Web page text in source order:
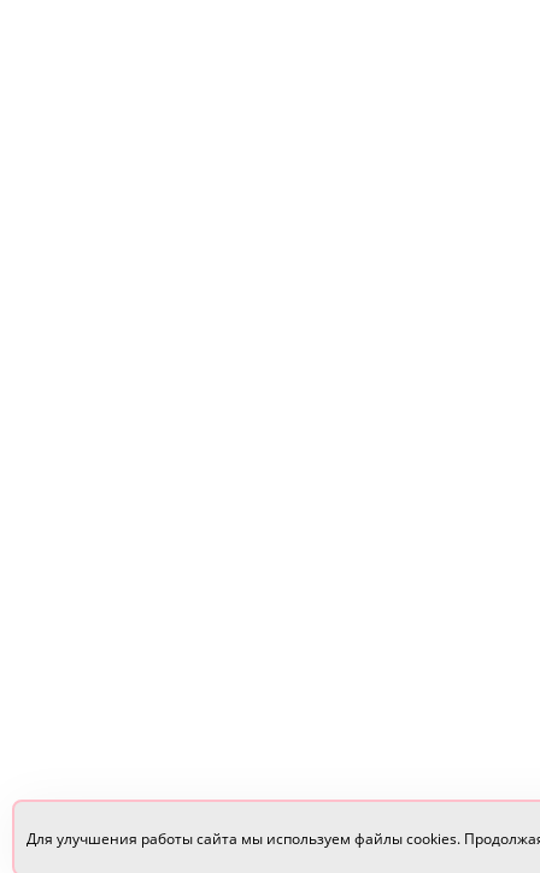
Для улучшения работы сайта мы используем файлы cookies.